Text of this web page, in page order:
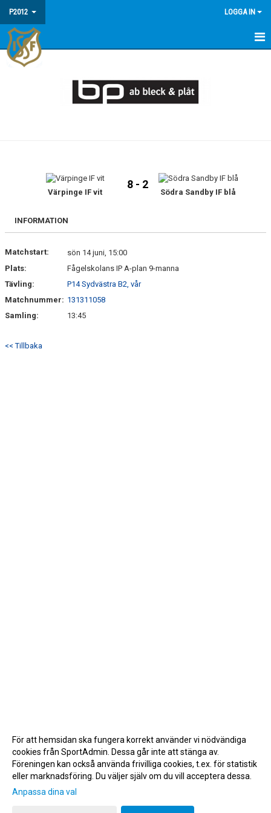
P2012 LOGGA IN
HEM
Värpinge IF vit
8 - 2
Södra Sandby IF blå
INFORMATION
Matchstart:
sön 14 juni, 15:00
Plats:
Fågelskolans IP A-plan 9-manna
Tävling:
P14 Sydvästra B2, vår
Matchnummer: 131311058
Samling:
13:45
<< Tillbaka
Gå till Webbversion
För att hemsidan ska fungera korrekt använder vi nödvändiga
cookies från SportAdmin. Dessa går inte att stänga av.
Föreningen kan också använda frivilliga cookies, t.ex. för statistik
eller marknadsföring. Du väljer själv om du vill acceptera dessa.
Anpassa dina val